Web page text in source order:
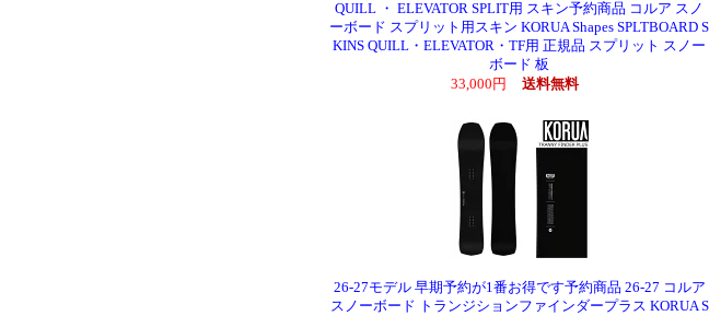
QUILL ・ ELEVATOR SPLIT用 スキン予約商品 コルア スノ
ーボード スプリット用スキン KORUA Shapes SPLTBOARD S
KINS QUILL・ELEVATOR・TF用 正規品 スプリット スノー
ボード 板
33,000円
送料無料
26-27モデル 早期予約が1番お得です予約商品 26-27 コルア
スノーボード トランジションファインダープラス KORUA S